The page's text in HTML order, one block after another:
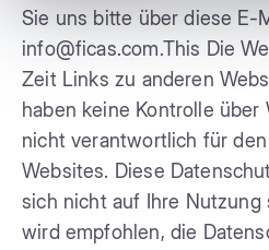
Sie uns bitte über diese E-
info@ficas.com.This Die
Zeit Links zu anderen
haben keine Kontrolle über
nicht verantwortlich für
Websites. Diese
sich nicht auf Ihre Nutzung
wird empfohlen, die